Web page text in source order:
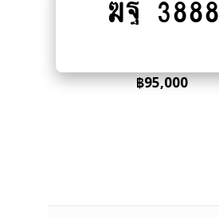
to
฿95,000